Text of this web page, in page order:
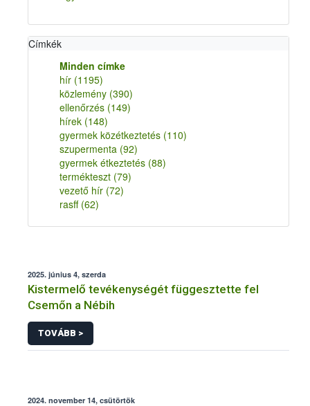
Címkék
Minden címke
hír (1195)
közlemény (390)
ellenőrzés (149)
hírek (148)
gyermek közétkeztetés (110)
szupermenta (92)
gyermek étkeztetés (88)
termékteszt (79)
vezető hír (72)
rasff (62)
2025. június 4, szerda
Kistermelő tevékenységét függesztette fel
Csemőn a Nébih
TOVÁBB >
2024. november 14, csütörtök